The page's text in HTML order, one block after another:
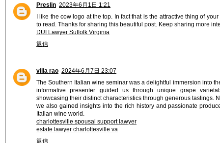
Preslin 2023年6月1日 1:21
I like the cow logo at the top. In fact that is the attractive thing of
to read. Thanks for sharing this beautiful post. Keep sharing more
DUI Lawyer Suffolk Virginia
返信
villa rao 2024年6月7日 23:07
The Southern Italian wine seminar was a delightful immersion into
informative presenter guided us through unique grape
showcasing their distinct characteristics through generous tastings.
we also gained insights into the rich history and passionate
Italian wine world.
charlottesville spousal support lawyer
estate lawyer charlottesville va
返信